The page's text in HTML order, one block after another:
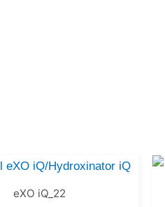
eXO iQ_22